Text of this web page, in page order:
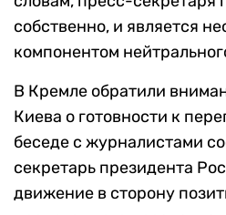
собственно, и является
компонентом
В Кремле обратили
Киева о готовности к
беседе с журналистами
секретарь президента
движение в сторону